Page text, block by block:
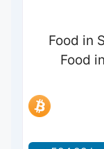
Food in
Food